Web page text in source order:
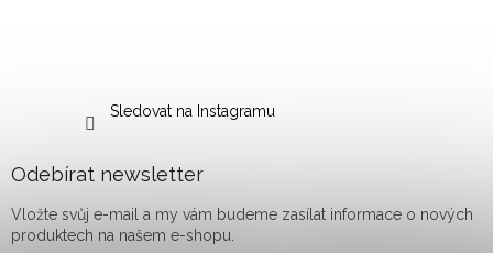
Sledovat na Instagramu
Odebírat newsletter
Vložte svůj e-mail a my vám budeme zasílat informace o nových
produktech na našem e-shopu.